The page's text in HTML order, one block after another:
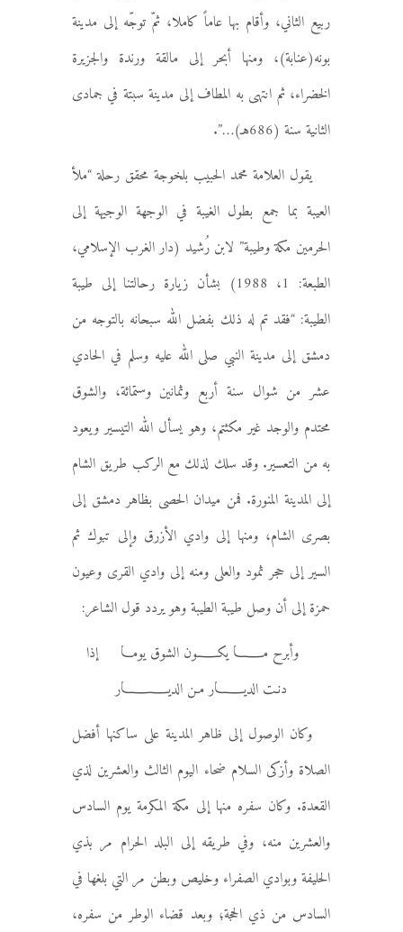
ربيع الثاني، وأقام بها عاماً كاملا، ثمّ توجّه إلى مدينة
بونه(عنابة)، ومنها أبحر إلى مالقة ورندة والجزيرة
الخضراء، ثم انتهى به المطاف إلى مدينة سبتة في جمادى
الثانية سنة (686هـ)…”.
يقول العلامة محمد الحبيب بلخوجة محقق رحلة “ملأ
العيبة بما جمع بطول الغيبة في الوجهة الوجيهة إلى
الحرمين مكة وطيبة” لابن رُشيد (دار الغرب الإسلامي،
الطبعة: 1، 1988) بشأن زيارة رحالتنا إلى طيبة
الطيبة: “فقد تم له ذلك بفضل الله سبحانه بالتوجه من
دمشق إلى مدينة النبي صلى الله عليه وسلم في الحادي
عشر من شوال سنة أربع وثمانين وستمائة، والشوق
محتدم والوجد غير مكثتم، وهو يسأل الله التيسير ويعود
به من التعسير. وقد سلك لذلك مع الركب طريق الشام
إلى المدينة المنورة. فمن ميدان الحصى بظاهر دمشق إلى
بصرى الشام، ومنها إلى وادي الأزرق وإلى تبوك ثم
السير إلى حجر ثمود والعلى ومنه إلى وادي القرى وعيون
حمزة إلى أن وصل طيبة الطيبة وهو يردد قول الشاعر:
وأبرح مـــــا يكـــــون الشوق يومــا إذا
دنـت الديــــــار مـن الديـــــــــار
وكان الوصول إلى ظاهر المدينة على ساكنها أفضل
الصلاة وأزكى السلام ضحاء اليوم الثالث والعشرين لذي
القعدة. وكان سفره منها إلى مكة المكرمة يوم السادس
والعشرين منه، وفي طريقه إلى البلد الحرام مر بذي
الحليفة وبوادي الصفراء وخليص وبطن مر التي بلغها في
السادس من ذي الحجة؛ وبعد قضاء الوطر من سفره،